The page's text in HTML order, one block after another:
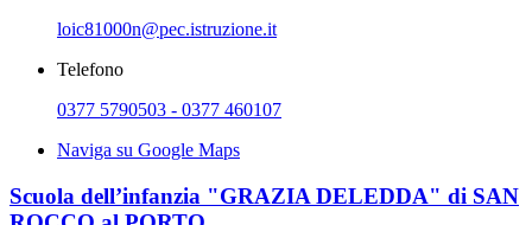
loic81000n@pec.istruzione.it
Telefono
0377 5790503 - 0377 460107
Naviga su Google Maps
Scuola dell’infanzia "GRAZIA DELEDDA" di SAN